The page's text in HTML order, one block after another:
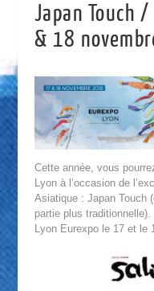
Japan Touch
& 18
Cette année, vous
Lyon à l’occasion de
Asiatique : Japan Touch
partie plus
Lyon Eurexpo le 17 et le